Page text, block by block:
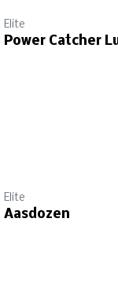
Elite
Power Catcher
Elite
Aasdozen